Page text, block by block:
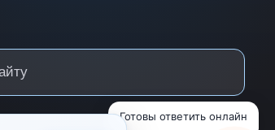
Готовы ответить онлайн